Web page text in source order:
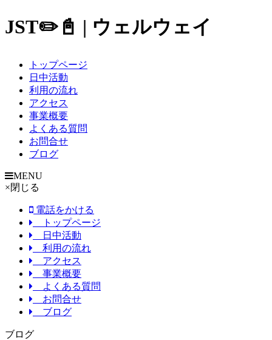
JST✏️📓 | ウェルウェイ
トップページ
日中活動
利用の流れ
アクセス
事業概要
よくある質問
お問合せ
ブログ
MENU
×閉じる
電話をかける
トップページ
日中活動
利用の流れ
アクセス
事業概要
よくある質問
お問合せ
ブログ
ブログ